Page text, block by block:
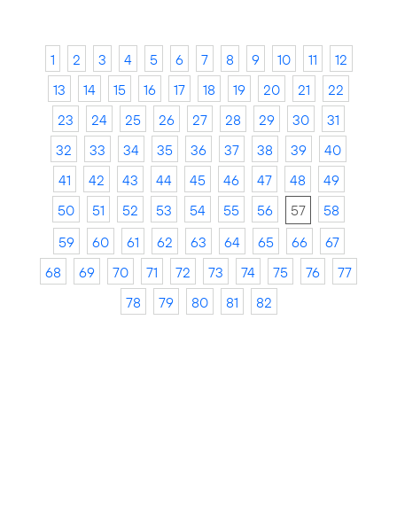
1 2 3 4 5 6 7 8 9 10 11
12
13
14 15 16 17 18 19 20 21
22
23
24 25 26 27 28 29 30
31
32
33 34 35 36 37 38 39
40
41
42 43 44 45 46 47 48
49
50
51 52 53 54 55 56 57
58
59
60 61 62 63 64 65 66
67
68
69 70 71 72 73 74 75 76
77
78
79 80 81 82